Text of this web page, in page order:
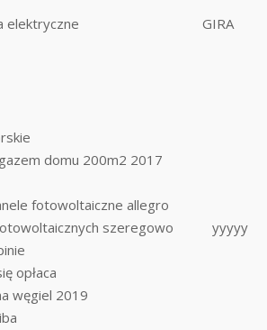
elektryczne GIRA
domu 200m2 2017
fotowoltaiczne allegro
szeregowo
opłaca
węgiel 2019
yyyyy